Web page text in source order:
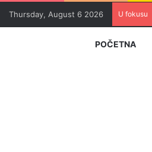
Thursday, August 6 2026 U fokusu
POČETNA